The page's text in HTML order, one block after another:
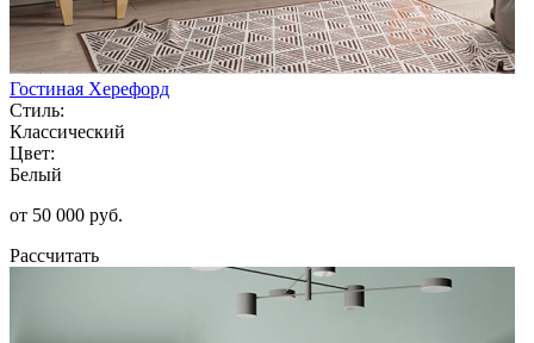
Гостиная Херефорд
Стиль:
Классический
Цвет:
Белый
от 50 000 руб.
Рассчитать